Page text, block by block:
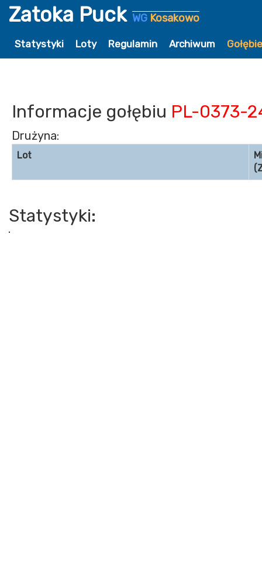
Zatoka Puck WG Kosakowo
Statystyki Loty Regulamin Archiwum
Informacje gołębiu PL-0373-
Drużyna:
Lot
Statystyki: